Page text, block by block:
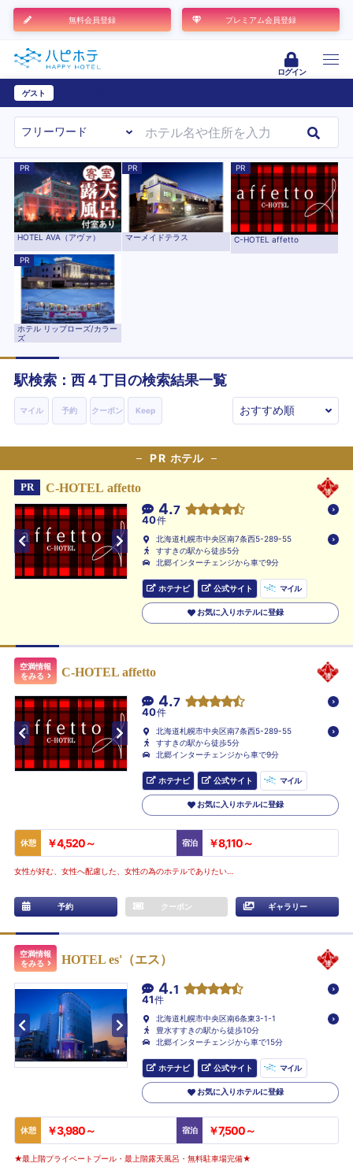
無料会員登録 プレミアム会員登録
ログイン
ゲスト
PR
HOTEL AVA（アヴァ）
PR
マーメイドテラス
PR
C-HOTEL affetto
PR
ホテル リップローズ/カラー
ズ
駅検索： 西４丁目 の検索結果一覧
マイル 予約 クーポン Keep
PR ホテル
PR C-HOTEL affetto
4.7
40件
北海道札幌市中央区南7条西5-289-55
すすきの駅から徒歩5分
北郷インターチェンジから車で9分
ホテナビ 公式サイト マイル
お気に入りホテルに登録
空満情報
をみる
C-HOTEL affetto
4.7
40件
北海道札幌市中央区南7条西5-289-55
すすきの駅から徒歩5分
北郷インターチェンジから車で9分
ホテナビ 公式サイト マイル
お気に入りホテルに登録
休憩 ￥4,520～ 宿泊 ￥8,110～
女性が好む、女性へ配慮した、女性の為のホテルでありたい…
予約 クーポン ギャラリー
空満情報
をみる
HOTEL es'（エス）
4.1
41件
北海道札幌市中央区南6条東3-1-1
豊水すすきの駅から徒歩10分
北郷インターチェンジから車で15分
ホテナビ 公式サイト マイル
お気に入りホテルに登録
休憩 ￥3,980～ 宿泊 ￥7,500～
★最上階プライベートプール・最上階露天風呂・無料駐車場完備★